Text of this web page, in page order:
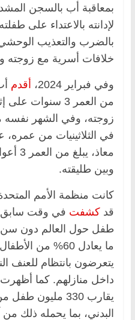
بالضرب والتعذيب
خلافات أسرية مع زوجته
وفي فبراير 2024، أقدم
من العمر 3
زوجته، وفي الشهر نفسه من
في الثلاثينيات من
معاذ،
وبين طليقته.
كانت منظمة الأمم
قد كشفت
طفل حول العالم دون سن
ما يعادل 60% من
يتعرضون بانتظام للعنف
داخل منازلهم. كما
يقارب 330
البدني، بما يحمله ذلك